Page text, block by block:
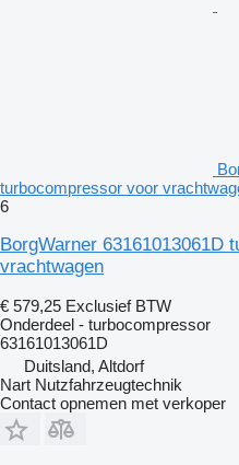
turbocompressor voor
6
BorgWarner 63161013061D
vrachtwagen
€ 579,25 Exclusief BTW
Onderdeel - turbocompressor
63161013061D
Duitsland, Altdorf
Nart Nutzfahrzeugtechnik
Contact opnemen met verkoper